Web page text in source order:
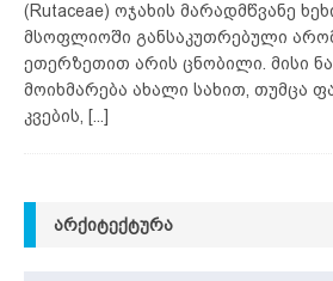
(Rutaceae) ოჯახის მარადმწვანე
მსოფლიოში განსაკუთრებული
ეთერზეთით არის ცნობილი. მისი
მოიხმარება ახალი სახით, თუმცა
კვების, [...]
ᲐᲠᲥᲘᲢᲔᲥᲢᲣᲠᲐ